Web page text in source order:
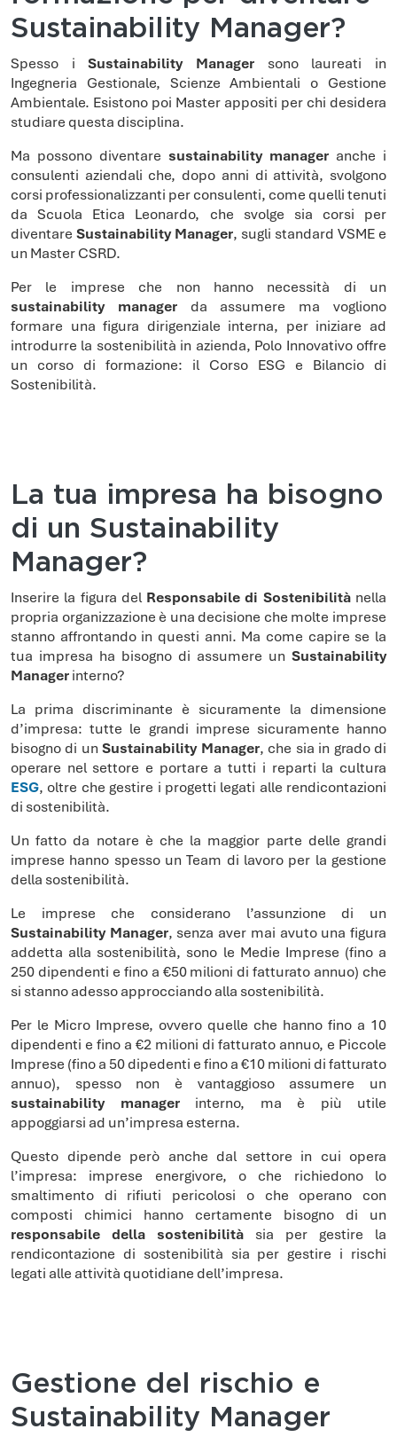
Sustainability Manager?
Spesso iSustainability Manager sono laureati in
Ingegneria Gestionale, Scienze Ambientali o Gestione
Ambientale. Esistono poi Master appositi per chi desidera
studiare questa disciplina.
Ma possono diventare sustainability manager anche i
consulenti aziendali che, dopo anni di attività, svolgono
corsi professionalizzanti per consulenti, come quelli tenuti
da Scuola Etica Leonardo, che svolge sia corsi per
diventare Sustainability Manager, sugli standard VSME e
un Master CSRD.
Per le imprese che non hanno necessità di un
sustainability managerda assumere ma vogliono
formare una figura dirigenziale interna, per iniziare ad
introdurre la sostenibilità in azienda, Polo Innovativo offre
un corso di formazione: il Corso ESG e Bilancio di
Sostenibilità.
La tua impresa ha bisogno
di un Sustainability
Manager?
Inserire la figura del Responsabile di Sostenibilitànella
propria organizzazione è una decisione che molte imprese
stanno affrontando in questi anni. Ma come capire se la
tua impresa ha bisogno di assumere un Sustainability
Managerinterno?
La prima discriminante è sicuramente la dimensione
d’impresa: tutte le grandi imprese sicuramente hanno
bisogno di unSustainability Manager, che sia in grado di
operare nel settore e portare a tutti i reparti la cultura
ESG, oltre che gestire i progetti legati alle rendicontazioni
di sostenibilità.
Un fatto da notare è che la maggior parte delle grandi
imprese hanno spesso un Team di lavoro per la gestione
della sostenibilità.
Le imprese che considerano l’assunzione di un
Sustainability Manager, senza aver mai avuto una figura
addetta alla sostenibilità, sono le Medie Imprese (fino a
250 dipendenti e fino a €50 milioni di fatturato annuo) che
si stanno adesso approcciando alla sostenibilità.
Per le Micro Imprese, ovvero quelle che hanno fino a 10
dipendenti e fino a €2 milioni di fatturato annuo, e Piccole
Imprese (fino a 50 dipedenti e fino a €10 milioni di fatturato
annuo), spesso non è vantaggioso assumere un
sustainability managerinterno, ma è più utile
appoggiarsi ad un’impresa esterna.
Questo dipende però anche dal settore in cui opera
l’impresa: imprese energivore, o che richiedono lo
smaltimento di rifiuti pericolosi o che operano con
composti chimici hanno certamente bisogno di un
responsabile della sostenibilità sia per gestire la
rendicontazione di sostenibilità sia per gestire i rischi
legati alle attività quotidiane dell’impresa.
Gestione del rischio e
Sustainability Manager